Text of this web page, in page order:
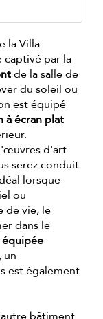
la Villa
captivé par la
de la salle de
du soleil ou
est équipé
à écran plat
d'art
serez conduit
lorsque
ou
de vie, le
dans le
un
est également